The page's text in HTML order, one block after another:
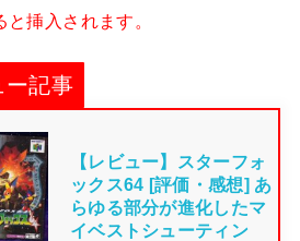
挿入されます。
ー記事
【レビュー】スターフォ
ックス64 [評価・感想] あ
らゆる部分が進化したマ
イベストシューティン